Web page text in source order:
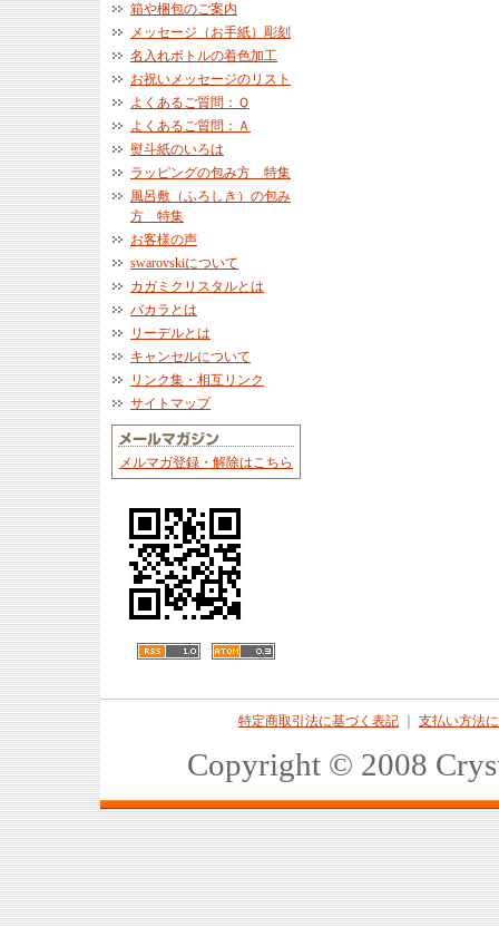
箱や梱包のご案内
メッセージ（お手紙）彫刻
名入れボトルの着色加工
お祝いメッセージのリスト
よくあるご質問：Ｑ
よくあるご質問：Ａ
熨斗紙のいろは
ラッピングの包み方 特集
風呂敷（ふろしき）の包み
方 特集
お客様の声
swarovskiについて
カガミクリスタルとは
バカラとは
リーデルとは
キャンセルについて
リンク集・相互リンク
サイトマップ
メルマガ登録・解除はこちら
特定商取引法に基づく表記 支払い方法
Copyright © 2008